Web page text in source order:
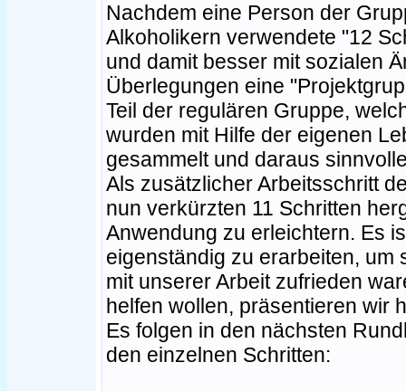
Nachdem eine Person der
Alkoholikern verwendete "12
und damit besser mit sozialen
Überlegungen eine
Teil der regulären Gruppe,
wurden mit Hilfe der eigenen
gesammelt und daraus
Als zusätzlicher Arbeitsschritt
nun verkürzten 11 Schritten
Anwendung zu erleichtern. Es
eigenständig zu erarbeiten, um
mit unserer Arbeit zufrieden
helfen wollen, präsentieren wir
Es folgen in den nächsten
den einzelnen Schritten: